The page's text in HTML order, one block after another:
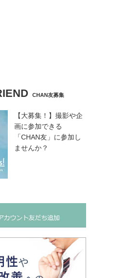
CHAN友募集
【大募集！】撮影や企
画に参加できる
「CHAN友」に参加し
ませんか？